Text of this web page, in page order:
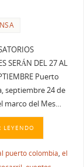
SERÁN DEL 27 AL
Puerto
septiembre 24 de
marco del Mes…
LEYENDO
puerto colombia, el